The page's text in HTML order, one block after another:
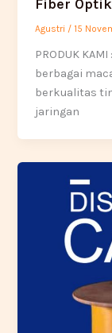
Fiber Optik
Agustri /15
PRODUK
berbagai
berkualitas
jaringan